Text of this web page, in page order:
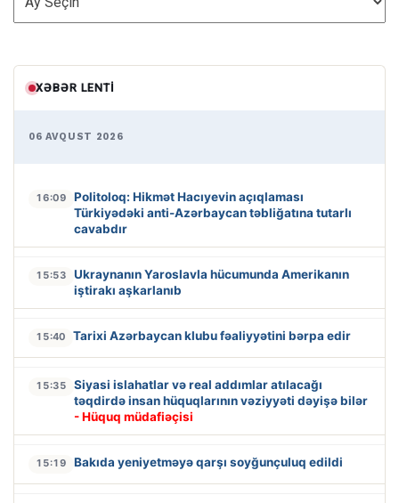
XƏBƏR LENTI
06 AVQUST 2026
16:09
Politoloq: Hikmət Hacıyevin açıqlaması
Türkiyədəki anti-Azərbaycan təbliğatına tutarlı
cavabdır
15:53
Ukraynanın Yaroslavla hücumunda Amerikanın
iştirakı aşkarlanıb
15:40 Tarixi Azərbaycan klubu fəaliyyətini bərpa edir
15:35
Siyasi islahatlar və real addımlar atılacağı
təqdirdə insan hüquqlarının vəziyyəti dəyişə bilər
- Hüquq müdafiəçisi
15:19 Bakıda yeniyetməyə qarşı soyğunçuluq edildi